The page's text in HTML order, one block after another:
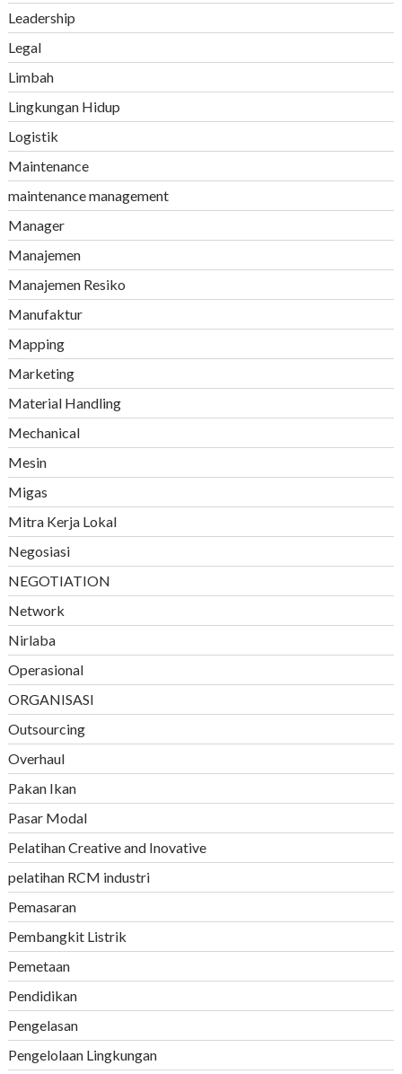
Leadership
Legal
Limbah
Lingkungan Hidup
Logistik
Maintenance
maintenance management
Manager
Manajemen
Manajemen Resiko
Manufaktur
Mapping
Marketing
Material Handling
Mechanical
Mesin
Migas
Mitra Kerja Lokal
Negosiasi
NEGOTIATION
Network
Nirlaba
Operasional
ORGANISASI
Outsourcing
Overhaul
Pakan Ikan
Pasar Modal
Pelatihan Creative and Inovative
pelatihan RCM industri
Pemasaran
Pembangkit Listrik
Pemetaan
Pendidikan
Pengelasan
Pengelolaan Lingkungan